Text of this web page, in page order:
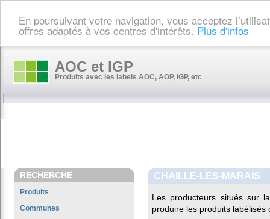
En poursuivant votre navigation, vous acceptez
offres adaptés à vos centres d'intérêts. Plus d'infos
AOC et IGP
Produits avec les labels AOC, AOP, IGP, etc
RECHERCHE
Produits
Communes
CHAILLE-LES-MARAIS
Les producteurs situés sur
produire les produits labélisés